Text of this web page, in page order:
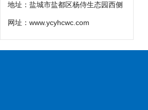
地址：盐城市盐都区杨侍生态园西侧
网址： www.ycyhcwc.com